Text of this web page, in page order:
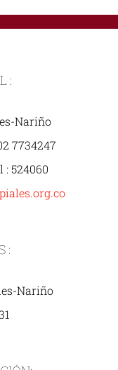
:
Nariño
7734247
: 524060
:
Nariño